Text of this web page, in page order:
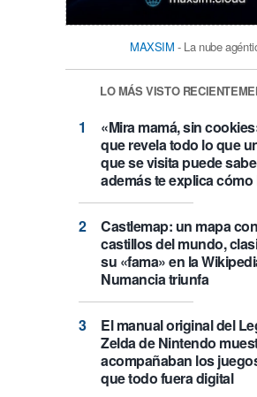
MAXSIM - La nube
LO MÁS VISTO
«Mira mamá, sin
que revela todo lo que
que se visita puede
además te explica cómo
Castlemap: un mapa
castillos del mundo,
su «fama» en la
Numancia triunfa
El manual original del
Zelda de Nintendo
acompañaban los
que todo fuera digital